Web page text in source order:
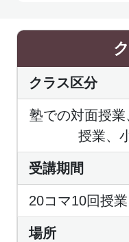
クラス区分
塾での対面授
授業、
受講期間
20コマ10回授
場所